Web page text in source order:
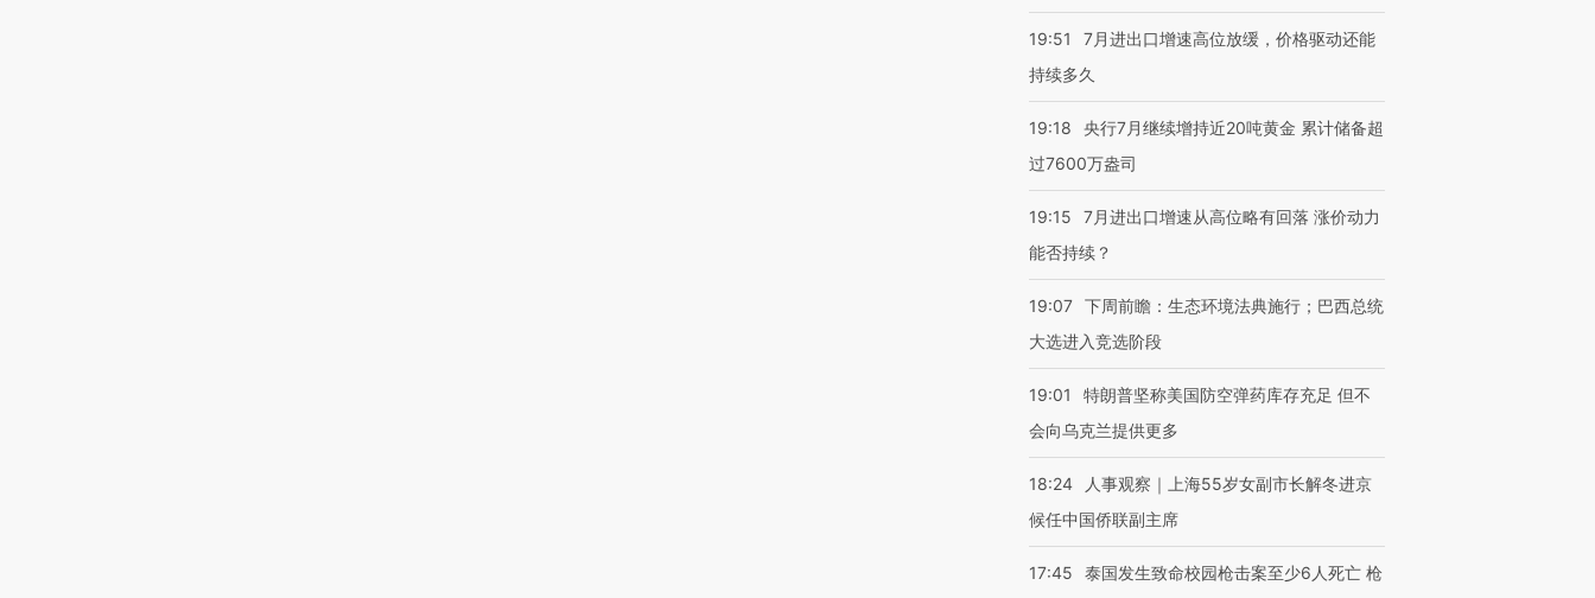
19:51
7月进出口增速高位放缓，价格驱动还能
持续多久
19:18
央行7月继续增持近20吨黄金 累计储备超
过7600万盎司
19:15
7月进出口增速从高位略有回落 涨价动力
能否持续？
19:07 下周前瞻：生态环境法典施行；巴西总统
大选进入竞选阶段
19:01
特朗普坚称美国防空弹药库存充足 但不
会向乌克兰提供更多
18:24
人事观察｜上海55岁女副市长解冬进京
候任中国侨联副主席
17:45 泰国发生致命校园枪击案至少6人死亡 枪